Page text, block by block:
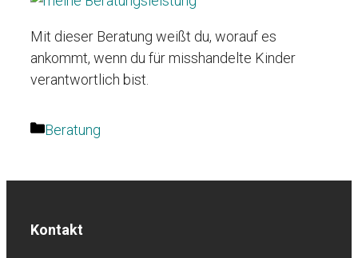
Mit dieser Beratung weißt du, worauf es
ankommt, wenn du für misshandelte Kinder
verantwortlich bist.
Kategorien
Beratung
Kontakt